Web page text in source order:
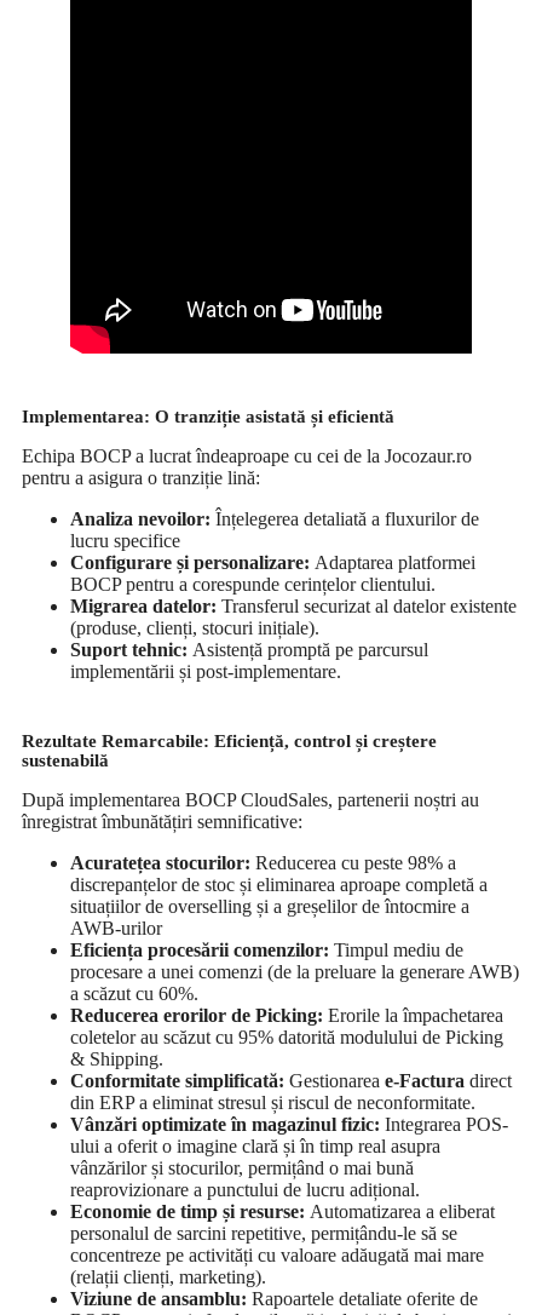
Implementarea: O tranziție asistată și eficientă
Echipa BOCP a lucrat îndeaproape cu cei de la Jocozaur.ro
pentru a asigura o tranziție lină:
Analiza nevoilor: Înțelegerea detaliată a fluxurilor de
lucru specifice
Configurare și personalizare: Adaptarea platformei
BOCP pentru a corespunde cerințelor clientului.
Migrarea datelor: Transferul securizat al datelor existente
(produse, clienți, stocuri inițiale).
Suport tehnic: Asistență promptă pe parcursul
implementării și post-implementare.
Rezultate Remarcabile: Eficiență, control și creștere
sustenabilă
După implementarea BOCP CloudSales, partenerii noștri au
înregistrat îmbunătățiri semnificative:
Acuratețea stocurilor: Reducerea cu peste 98% a
discrepanțelor de stoc și eliminarea aproape completă a
situațiilor de overselling și a greșelilor de întocmire a
AWB-urilor
Eficiența procesării comenzilor: Timpul mediu de
procesare a unei comenzi (de la preluare la generare AWB)
a scăzut cu 60%.
Reducerea erorilor de Picking: Erorile la împachetarea
coletelor au scăzut cu 95% datorită modulului de Picking
& Shipping.
Conformitate simplificată: Gestionarea e-Factura direct
din ERP a eliminat stresul și riscul de neconformitate.
Vânzări optimizate în magazinul fizic: Integrarea POS-
ului a oferit o imagine clară și în timp real asupra
vânzărilor și stocurilor, permițând o mai bună
reaprovizionare a punctului de lucru adițional.
Economie de timp și resurse: Automatizarea a eliberat
personalul de sarcini repetitive, permițându-le să se
concentreze pe activități cu valoare adăugată mai mare
(relații clienți, marketing).
Viziune de ansamblu: Rapoartele detaliate oferite de